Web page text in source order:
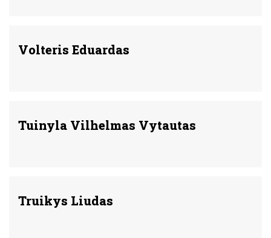
Volteris Eduardas
Tuinyla Vilhelmas Vytautas
Truikys Liudas